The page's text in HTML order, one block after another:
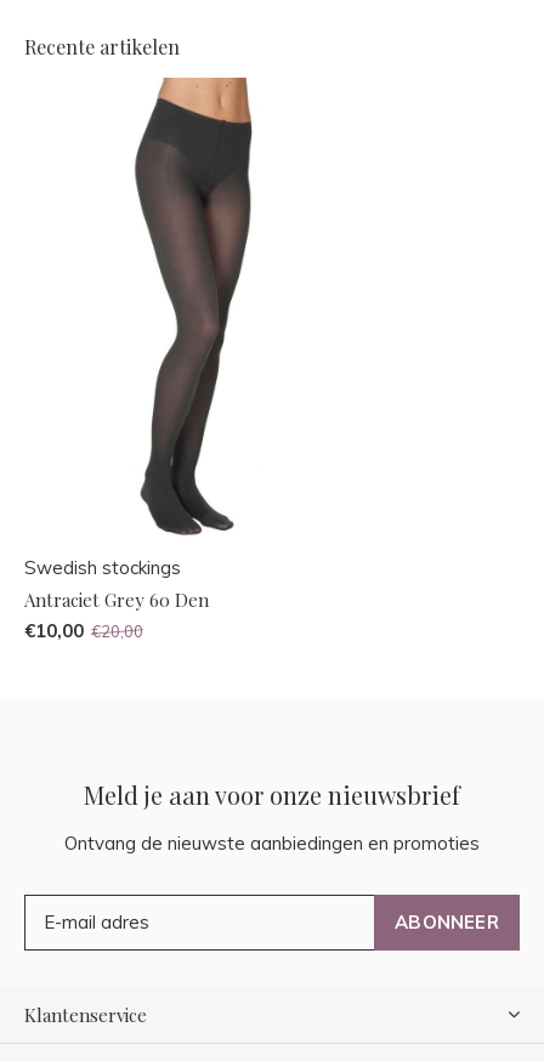
Recente artikelen
Swedish stockings
Antraciet Grey 60 Den
€10,00 €20,00
Meld je aan voor onze nieuwsbrief
Ontvang de nieuwste aanbiedingen en promoties
ABONNEER
Klantenservice